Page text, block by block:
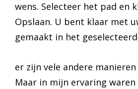
wens. Selecteer het pad en
Opslaan. U bent klaar met
gemaakt in het
er zijn vele andere
Maar in mijn ervaring